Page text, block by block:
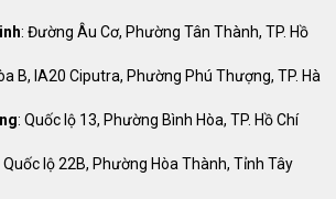
: Đường Âu Cơ, Phường Tân Thành, TP. Hồ
B, IA20 Ciputra, Phường Phú Thượng, TP. Hà
: Quốc lộ 13, Phường Bình Hòa, TP. Hồ Chí
Quốc lộ 22B, Phường Hòa Thành, Tỉnh Tây